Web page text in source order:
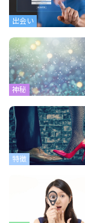
出会い
神秘
特徴